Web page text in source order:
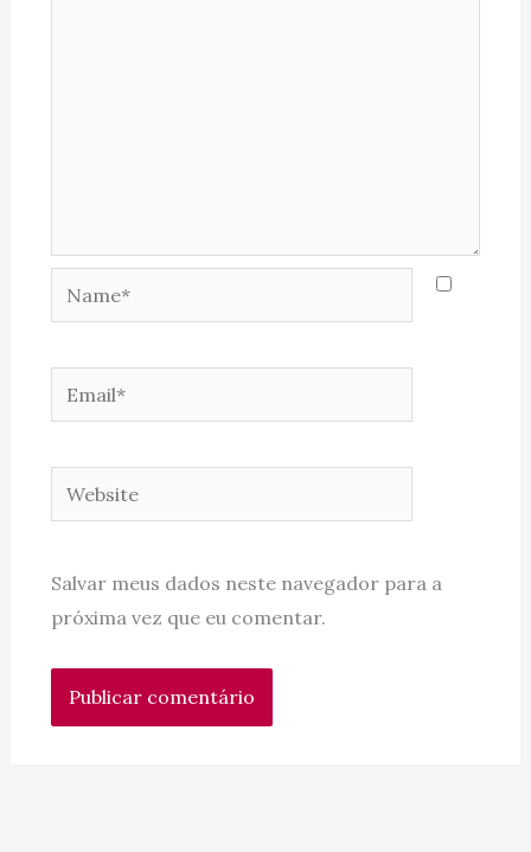
Name*
Email*
Website
Salvar meus dados neste navegador para a
próxima vez que eu comentar.